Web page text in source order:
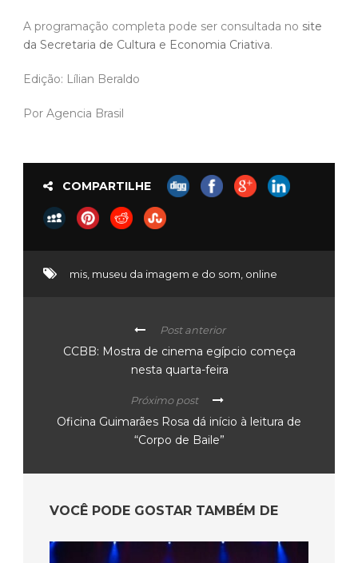
A programação completa pode ser consultada no site
da Secretaria de Cultura e Economia Criativa.
Edição: Lílian Beraldo
Por Agencia Brasil
COMPARTILHE
mis museu da imagem e do som online
Post anterior
CCBB: Mostra de cinema egípcio começa
nesta quarta-feira
Próximo post
Oficina Guimarães Rosa dá início à leitura de
“Corpo de Baile”
VOCÊ PODE GOSTAR TAMBÉM DE